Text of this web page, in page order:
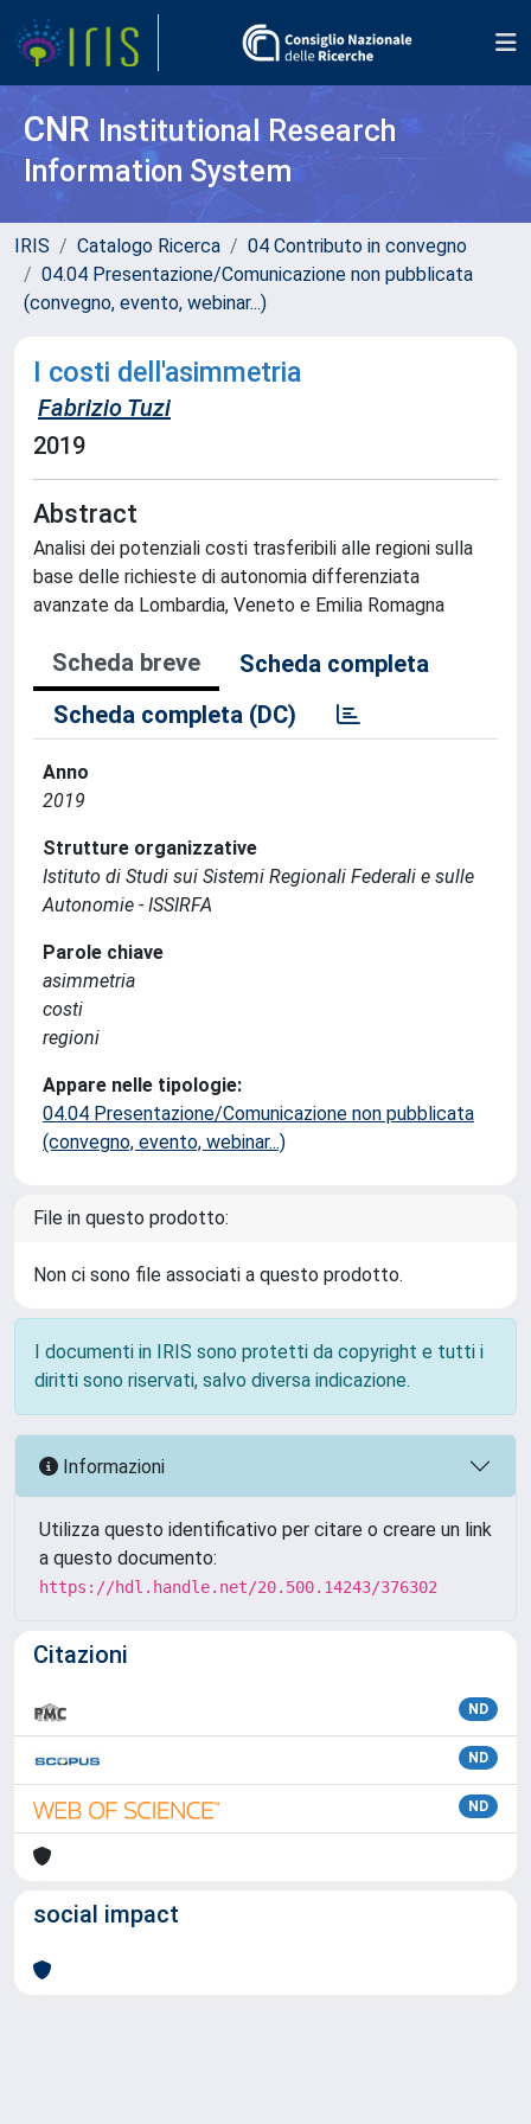
CNR Institutional Research
Information System
IRIS Catalogo Ricerca
04 Contributo in convegno
04.04 Presentazione/Comunicazione non pubblicata
(convegno, evento, webinar...)
I costi dell'asimmetria
Fabrizio Tuzi
2019
Abstract
Analisi dei potenziali costi trasferibili alle regioni sulla
base delle richieste di autonomia differenziata
avanzate da Lombardia, Veneto e Emilia Romagna
Scheda breve
Scheda completa
Scheda completa (DC)
Anno
2019
Strutture organizzative
Istituto di Studi sui Sistemi Regionali Federali e sulle
Autonomie - ISSIRFA
Parole chiave
asimmetria
costi
regioni
Appare nelle tipologie:
04.04 Presentazione/Comunicazione non pubblicata
(convegno, evento, webinar...)
File in questo prodotto:
Non ci sono file associati a questo prodotto.
I documenti in IRIS sono protetti da copyright e tutti i
diritti sono riservati, salvo diversa indicazione.
Informazioni
Utilizza questo identificativo per citare o creare un link
a questo documento:
https://hdl.handle.net/20.500.14243/376302
Citazioni
ND
ND
ND
social impact